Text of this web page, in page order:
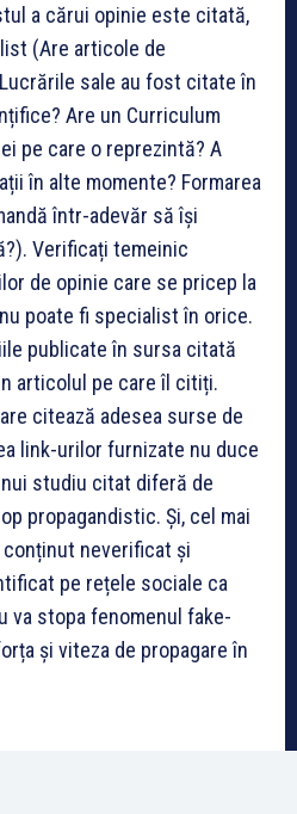
a cărui opinie este citată,
(Are articole de
sale au fost citate în
Are un Curriculum
pe care o reprezintă? A
în alte momente? Formarea
într-adevăr să își
Verificați temeinic
de opinie care se pricep la
poate fi specialist în orice.
publicate în sursa citată
articolul pe care îl citiți.
citează adesea surse de
link-urilor furnizate nu duce
studiu citat diferă de
propagandistic. Și, cel mai
neverificat și
pe rețele sociale ca
va stopa fenomenul fake-
și viteza de propagare în